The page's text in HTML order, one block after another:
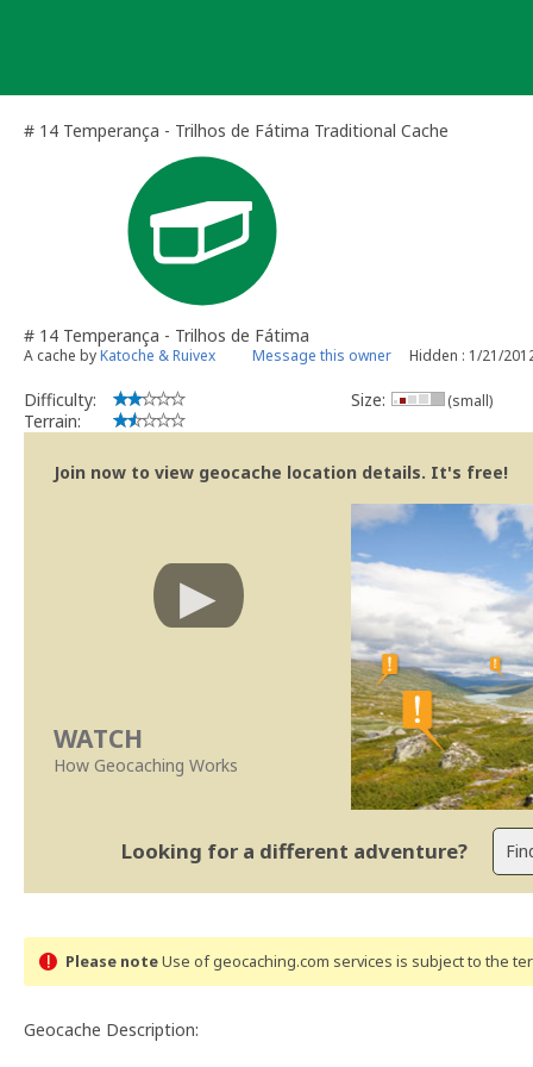
# 14 Temperança - Trilhos de Fátima Traditional Cache
# 14 Temperança - Trilhos de Fátima
A cache byKatoche & Ruivex Message this owner Hidden : 1/21/
Difficulty:
Terrain:
Size: (small)
Join now to view geocache location details. It's free!
WATCH
How Geocaching Works
Looking for a different adventure?
Please noteUse of geocaching.com services is subject to the
Geocache Description: